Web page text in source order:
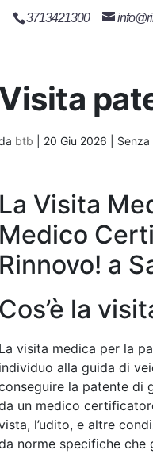
3713421300
Visita
btb 20 Giu 2026 |
La Visita
Medico
Rinnovo! a
Cos’è la
La visita medica per la
individuo alla guida di
la patente di
un medico
l’udito, e altre
norme specifiche che